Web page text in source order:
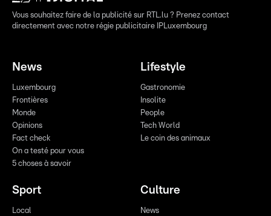
Vous souhaitez faire de la publicité sur RTL.lu ? Prenez contact
directement avec notre régie publicitaire IPLuxembourg
News
Luxembourg
Frontières
Monde
Opinions
Fact check
On a testé pour vous
5 choses à savoir
Lifestyle
Gastronomie
Insolite
People
Tech World
Le coin des animaux
Sport
Local
Culture
News